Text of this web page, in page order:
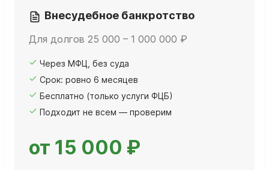
Внесудебное банкротство
Для долгов 25 000 – 1 000 000 ₽
Через МФЦ, без суда
Срок: ровно 6 месяцев
Бесплатно (только услуги ФЦБ)
Подходит не всем — проверим
от 15 000 ₽